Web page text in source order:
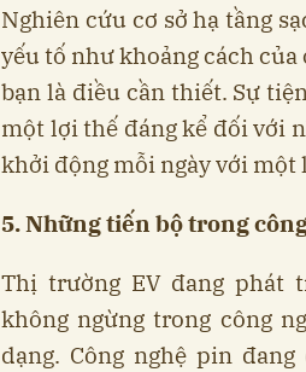
Nghiên cứu cơ sở hạ tầng
yếu tố như khoảng cách
bạn là điều cần thiết. Sự
một lợi thế đáng kể đối với
khởi động mỗi ngày với một
5. Những tiến bộ trong
Thị trường EV đang phát
không ngừng trong công
dạng. Công nghệ pin